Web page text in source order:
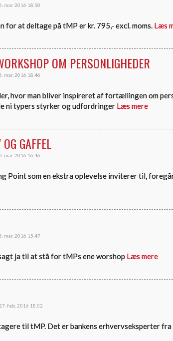
mar. 2016 18.50
for at deltage på tMP er kr. 795,- excl. moms. Læs
OM PERSONLIGHEDER
mar. 2016 18.46
hvor man bliver inspireret af fortællingen om
ni typers styrker og udfordringer Læs mere
GAFFEL
mar. 2016 16.46
Point som en ekstra oplevelse inviterer til,
mar. 2016 15.47
ja til at stå for tMPs ene worshop Læs mere
feb. 2016 18.02
til tMP. Det er bankens erhvervseksperter